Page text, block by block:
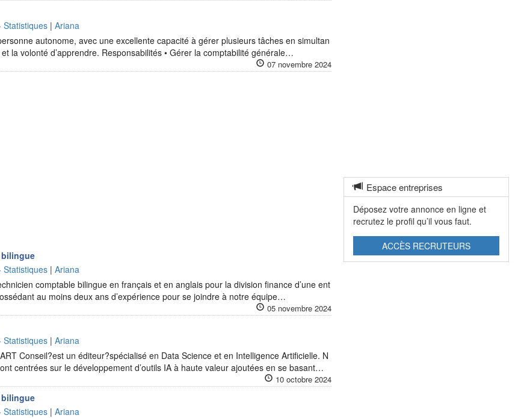
Statistiques | Ariana
autonome, avec une excellente capacité à gérer plusieurs tâches en simultan
la volonté d’apprendre. Responsabilités • Gérer la comptabilité générale…
07 novembre 2024
Statistiques | Ariana
comptable bilingue en français et en anglais pour la division finance d’une ent
au moins deux ans d’expérience pour se joindre à notre équipe…
05 novembre 2024
Statistiques | Ariana
Conseil?est un éditeur?spécialisé en Data Science et en Intelligence Artificielle. N
centrées sur le développement d’outils IA à haute valeur ajoutées en se basant…
10 octobre 2024
Statistiques | Ariana
Espace entreprises
Déposez votre annonce en ligne et
recrutez le profil qu’il vous faut.
ACCÈS RECRUTEURS